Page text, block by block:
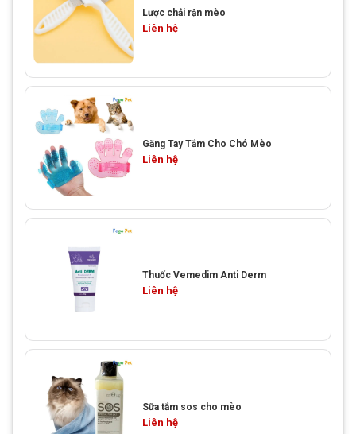
Lược chải rận mèo
Liên hệ
Găng Tay Tắm Cho Chó Mèo
Liên hệ
Thuốc Vemedim Anti Derm
Liên hệ
Sữa tắm sos cho mèo
Liên hệ